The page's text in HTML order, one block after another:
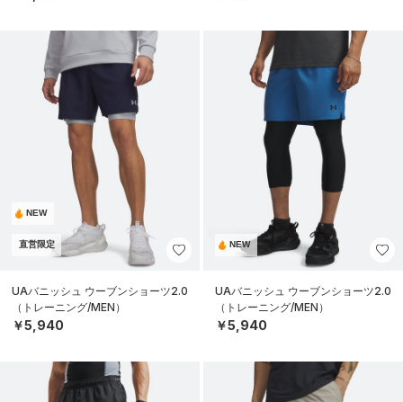
NEW
直営限定
UAバニッシュ ウーブンショーツ2.0
（トレーニング/MEN）
￥5,940
NEW
UAバニッシュ ウーブンショーツ2.0
（トレーニング/MEN）
￥5,940